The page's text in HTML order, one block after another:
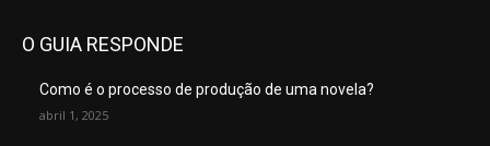
O GUIA RESPONDE
Como é o processo de produção de uma novela?
abril 1, 2025